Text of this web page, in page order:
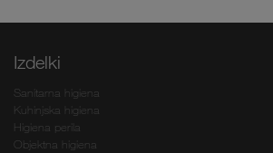
Izdelki
Sanitarna higiena
Kuhinjska higiena
Higiena perila
Objektna higiena